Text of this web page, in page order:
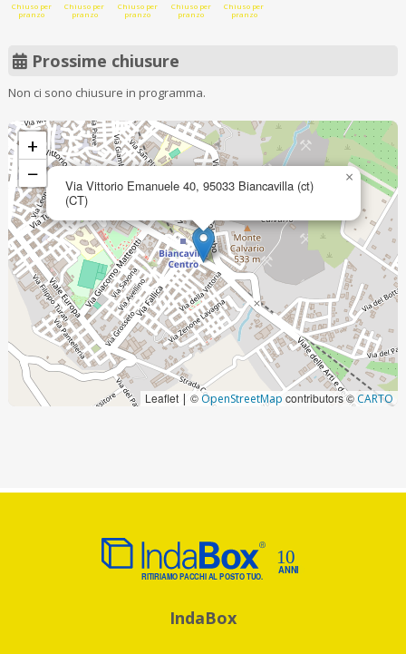
Chiuso per
pranzo
Chiuso per
pranzo
Chiuso per
pranzo
Chiuso per
pranzo
Chiuso per
pranzo
Prossime chiusure
Non ci sono chiusure in programma.
Via Vittorio Emanuele 40, 95033 Biancavilla (ct)
(CT)
×
+
−
Leaflet | ©OpenStreetMap contributors © CARTO
IndaBox